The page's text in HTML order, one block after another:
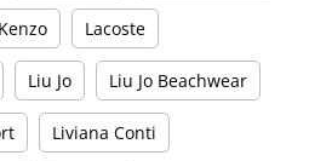
Kenzo Lacoste
Liu Jo Liu Jo Beachwear
Liviana Conti